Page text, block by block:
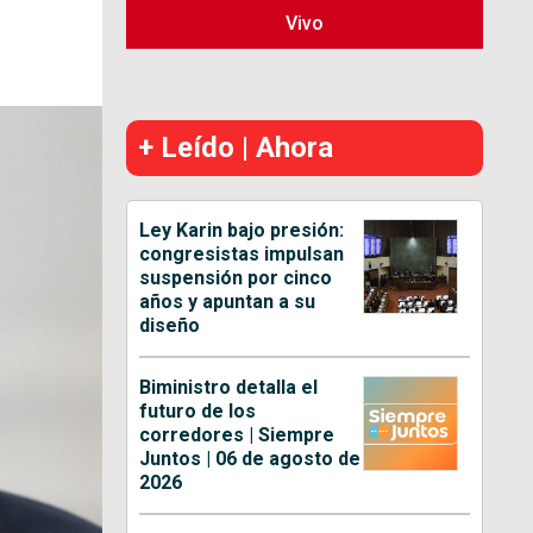
Vivo
+ Leído | Ahora
Ley Karin bajo presión:
congresistas impulsan
suspensión por cinco
años y apuntan a su
diseño
Biministro detalla el
futuro de los
corredores | Siempre
Juntos | 06 de agosto de
2026